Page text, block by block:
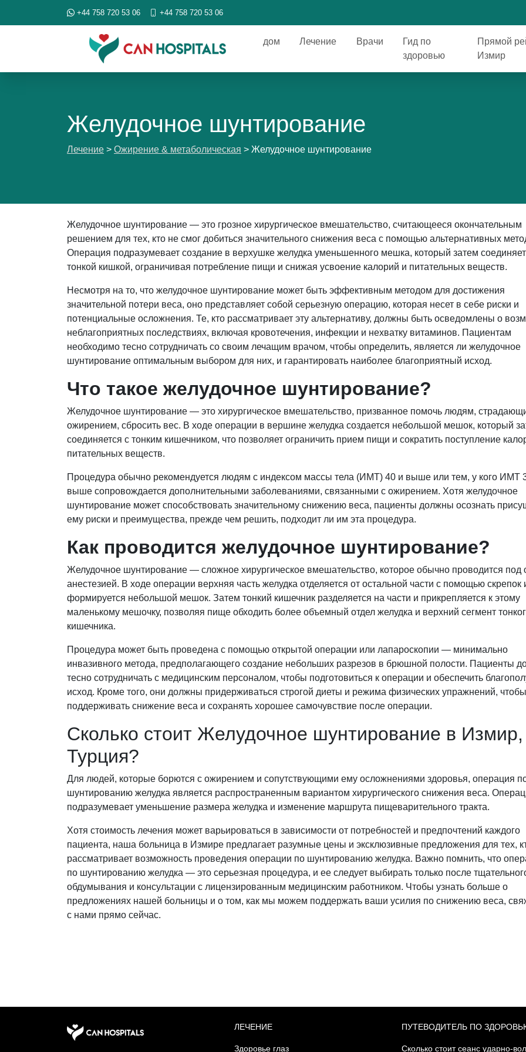
+44 758 720 53 06 +44 758 720 53 06
дом Лечение Врачи
Гид по
здоровью
Прямой
Измир
Желудочное шунтирование
Лечение > Ожирение & метаболическая > Желудочное шунтирование
Желудочное шунтирование — это грозное хирургическое вмешательство, считающееся окончательным
решением для тех, кто не смог добиться значительного снижения веса с помощью альтернативных
Операция подразумевает создание в верхушке желудка уменьшенного мешка, который затем
тонкой кишкой, ограничивая потребление пищи и снижая усвоение калорий и питательных веществ.
Несмотря на то, что желудочное шунтирование может быть эффективным методом для достижения
значительной потери веса, оно представляет собой серьезную операцию, которая несет в себе риски и
потенциальные осложнения. Те, кто рассматривает эту альтернативу, должны быть осведомлены о
неблагоприятных последствиях, включая кровотечения, инфекции и нехватку витаминов. Пациентам
необходимо тесно сотрудничать со своим лечащим врачом, чтобы определить, является ли желудочное
шунтирование оптимальным выбором для них, и гарантировать наиболее благоприятный исход.
Что такое желудочное шунтирование?
Желудочное шунтирование — это хирургическое вмешательство, призванное помочь людям,
ожирением, сбросить вес. В ходе операции в вершине желудка создается небольшой мешок, который
соединяется с тонким кишечником, что позволяет ограничить прием пищи и сократить поступление
питательных веществ.
Процедура обычно рекомендуется людям с индексом массы тела (ИМТ) 40 и выше или тем, у кого ИМТ
выше сопровождается дополнительными заболеваниями, связанными с ожирением. Хотя желудочное
шунтирование может способствовать значительному снижению веса, пациенты должны осознать
ему риски и преимущества, прежде чем решить, подходит ли им эта процедура.
Как проводится желудочное шунтирование?
Желудочное шунтирование — сложное хирургическое вмешательство, которое обычно проводится под
анестезией. В ходе операции верхняя часть желудка отделяется от остальной части с помощью скрепок
формируется небольшой мешок. Затем тонкий кишечник разделяется на части и прикрепляется к этому
маленькому мешочку, позволяя пище обходить более объемный отдел желудка и верхний сегмент
кишечника.
Процедура может быть проведена с помощью открытой операции или лапароскопии — минимально
инвазивного метода, предполагающего создание небольших разрезов в брюшной полости. Пациенты
тесно сотрудничать с медицинским персоналом, чтобы подготовиться к операции и обеспечить
исход. Кроме того, они должны придерживаться строгой диеты и режима физических упражнений, чтобы
поддерживать снижение веса и сохранять хорошее самочувствие после операции.
Сколько стоит Желудочное шунтирование в Измир,
Турция?
Для людей, которые борются с ожирением и сопутствующими ему осложнениями здоровья, операция
шунтированию желудка является распространенным вариантом хирургического снижения веса.
подразумевает уменьшение размера желудка и изменение маршрута пищеварительного тракта.
Хотя стоимость лечения может варьироваться в зависимости от потребностей и предпочтений каждого
пациента, наша больница в Измире предлагает разумные цены и эксклюзивные предложения для тех,
рассматривает возможность проведения операции по шунтированию желудка. Важно помнить, что
по шунтированию желудка — это серьезная процедура, и ее следует выбирать только после
обдумывания и консультации с лицензированным медицинским работником. Чтобы узнать больше о
предложениях нашей больницы и о том, как мы можем поддержать ваши усилия по снижению веса,
с нами прямо сейчас.
ЛЕЧЕНИЕ
Здоровье глаз
ПУТЕВОДИТЕЛЬ ПО
Сколько стоит сеанс ударно-